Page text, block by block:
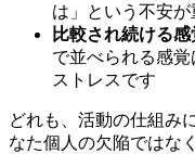
は」という不安
比較され続ける感
で並べられる感
ストレスです
どれも、活動の仕組み
なた個人の欠陥ではなく